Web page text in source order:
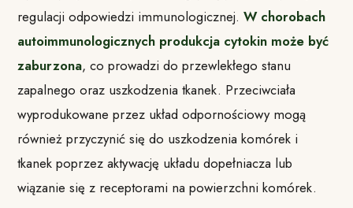
regulacji odpowiedzi immunologicznej.W chorobach
autoimmunologicznych produkcja cytokin może być
zaburzona, co prowadzi do przewlekłego stanu
zapalnego oraz uszkodzenia tkanek. Przeciwciała
wyprodukowane przez układ odpornościowy mogą
również przyczynić się do uszkodzenia komórek i
tkanek poprzez aktywację układu dopełniacza lub
wiązanie się z receptorami na powierzchni komórek.